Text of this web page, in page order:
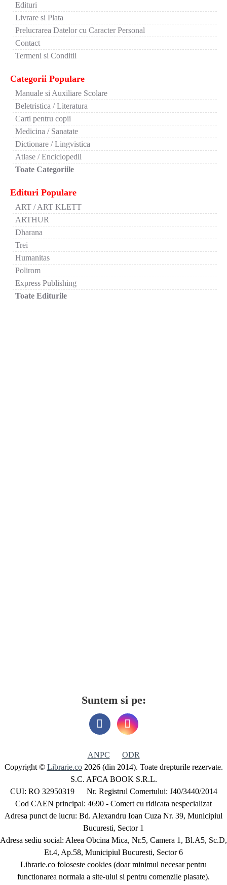
Edituri
Livrare si Plata
Prelucrarea Datelor cu Caracter Personal
Contact
Termeni si Conditii
Categorii Populare
Manuale si Auxiliare Scolare
Beletristica / Literatura
Carti pentru copii
Medicina / Sanatate
Dictionare / Lingvistica
Atlase / Enciclopedii
Toate Categoriile
Edituri Populare
ART / ART KLETT
ARTHUR
Dharana
Trei
Humanitas
Polirom
Express Publishing
Toate Editurile
Suntem si pe:
ANPC
ODR
Copyright © Librarie.co 2026 (din 2014). Toate drepturile rezervate.
S.C. AFCA BOOK S.R.L.
CUI: RO 32950319 Nr. Registrul Comertului: J40/3440/2014
Cod CAEN principal: 4690 - Comert cu ridicata nespecializat
Adresa punct de lucru: Bd. Alexandru Ioan Cuza Nr. 39, Municipiul
Bucuresti, Sector 1
Adresa sediu social: Aleea Obcina Mica, Nr.5, Camera 1, Bl.A5, Sc.D,
Et.4, Ap.58, Municipiul Bucuresti, Sector 6
Librarie.co foloseste cookies (doar minimul necesar pentru
functionarea normala a site-ului si pentru comenzile plasate).